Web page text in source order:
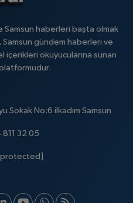
Samsun haberleri başta olmak
gündem haberleri ve
içerikleri okuyucularına sunan
Sokak No:6 ilkadım Samsun
32 05
protected]